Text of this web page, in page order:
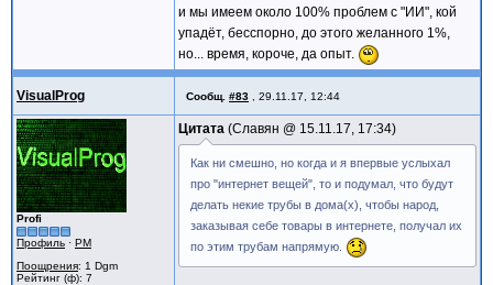
и мы имеем около 100% проблем с "ИИ", кой
упадёт, бесспорно, до этого желанного 1%,
но... время, короче, да опыт.
VisualProg Сообщ. #83 29.11.17, 12:44
Profi
Профиль · PM
Поощрения: 1 Dgm
Рейтинг (ф): 7
Цитата Славян @ 15.11.17, 17:34
Как ни смешно, но когда и я впервые услыхал
про "интернет вещей", то и подумал, что будут
делать некие трубы в дома(х), чтобы народ,
заказывая себе товары в интернете, получал их
по этим трубам напрямую.